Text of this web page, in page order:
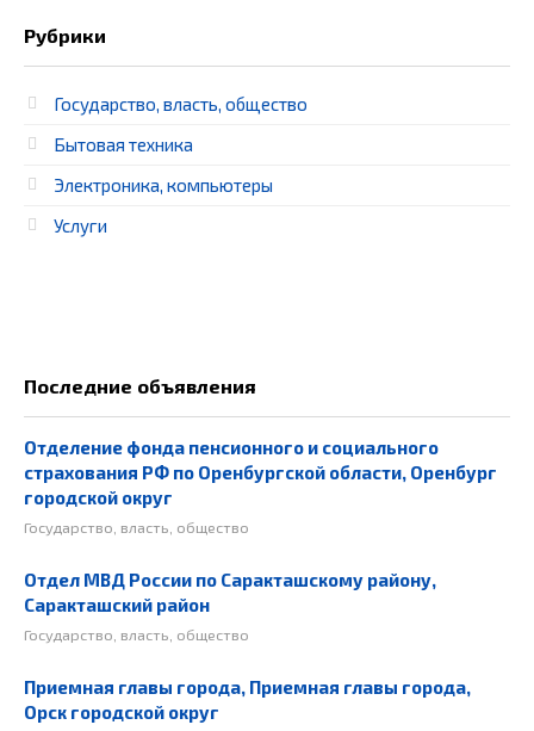
Рубрики
Государство, власть, общество
Бытовая техника
Электроника, компьютеры
Услуги
Последние объявления
Отделение фонда пенсионного и социального
страхования РФ по Оренбургской области, Оренбург
городской округ
Государство, власть, общество
Отдел МВД России по Саракташскому району,
Саракташский район
Государство, власть, общество
Приемная главы города, Приемная главы города,
Орск городской округ